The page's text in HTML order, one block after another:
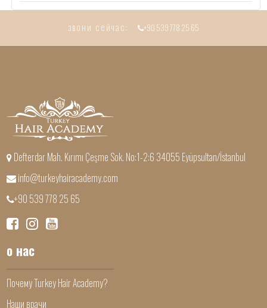
звони сейчас: +90 539 778 25 65
Defterdar Mah. Kırımı Çeşme Sok. No:1-2:6 34055 Eyüpsultan/İstanbul
info@turkeyhairacademy.com
+90 539 778 25 65
о нас
Почему Turkey Hair Academy?
Наши врачи